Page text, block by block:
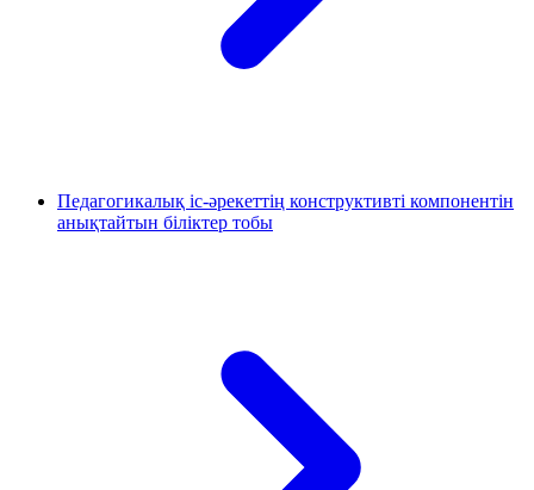
Педагогикалық іс-әрекеттің конструктивті компонентін
анықтайтын біліктер тобы